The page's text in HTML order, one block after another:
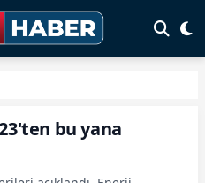
bu yana